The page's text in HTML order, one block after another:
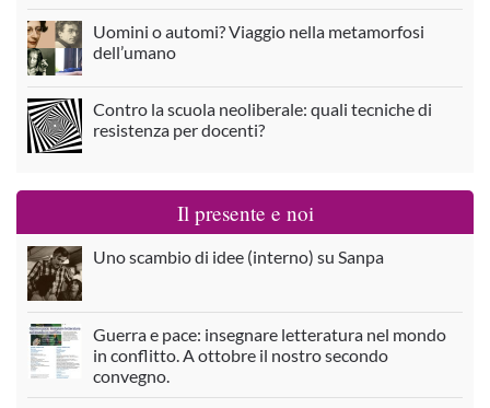
Uomini o automi? Viaggio nella metamorfosi
dell’umano
Contro la scuola neoliberale: quali tecniche di
resistenza per docenti?
Il presente e noi
Uno scambio di idee (interno) su Sanpa
Guerra e pace: insegnare letteratura nel mondo
in conflitto. A ottobre il nostro secondo
convegno.